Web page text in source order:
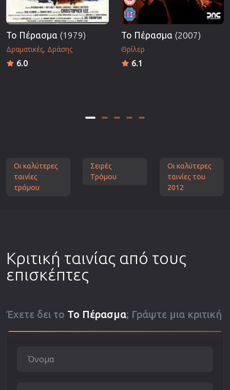
Το Πέρασμα (1979)
Δραματικές Δράσης
6.0
Το Πέρασμα (2007)
Θρίλερ
6.1
Οι καλύτερες
ταινίες
τρόμου
Σειρές
Τρόμου
Οι καλύτερες
ταινίες του
2012
Κριτική ταινίας από τους
επισκέπτες
Έχετε δει το Το Πέρασμα; Γράψτε μια κριτική